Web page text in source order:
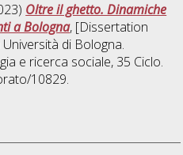
Oltre il ghetto. Dinamiche
a Bologna, [Dissertation
di Bologna.
e ricerca sociale, 35 Ciclo.
10829.